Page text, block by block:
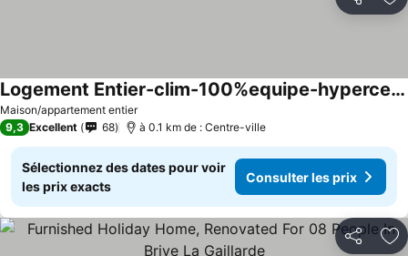
Partager
Maison/appartement entier
Logement Entier-clim-100%equipe-hypercentre-balcon
Consulter les prix
9,3 Excellent 68 à 0.1 km de : Centre-ville
Sélectionnez des dates pour voir
les prix exacts
Consulter les prix
Partager